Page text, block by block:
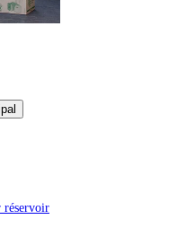
réservoir